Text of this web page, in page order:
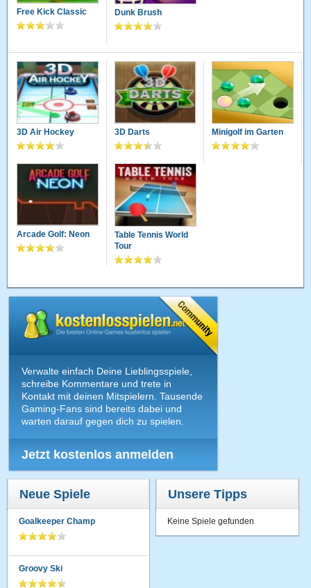
Free Kick Classic Dunk Brush
3D Air Hockey 3D Darts Minigolf im Garten
Arcade Golf: Neon
Table Tennis World
Tour
Verwalte einfach Deine Lieblingsspiele,
schreibe Kommentare und trete in
Kontakt mit deinen Mitspielern. Tausende
Gaming-Fans sind bereits dabei und
warten darauf gegen dich zu spielen.
Jetzt kostenlos anmelden
Neue Spiele
Goalkeeper Champ
Groovy Ski
Unsere Tipps
Keine Spiele gefunden